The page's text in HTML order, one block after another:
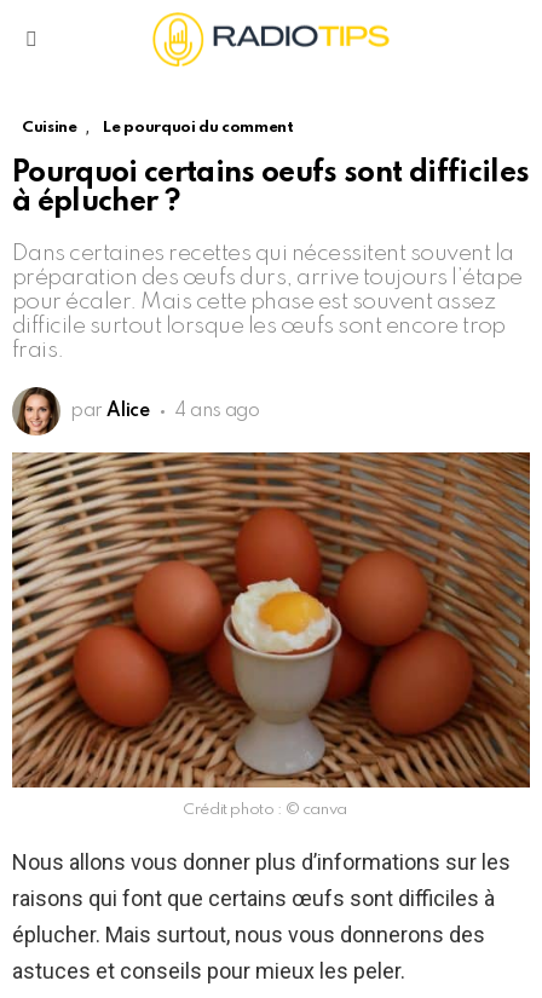
Cuisine , Le pourquoi du comment
Pourquoi certains oeufs sont difficiles
à éplucher ?
Dans certaines recettes qui nécessitent souvent la
préparation des œufs durs, arrive toujours l’étape
pour écaler. Mais cette phase est souvent assez
difficile surtout lorsque les œufs sont encore trop
frais.
par Alice 4 ans ago
Crédit photo : © canva
Nous allons vous donner plus d’informations sur les
raisons qui font que certains œufs sont difficiles à
éplucher. Mais surtout, nous vous donnerons des
astuces et conseils pour mieux les peler.